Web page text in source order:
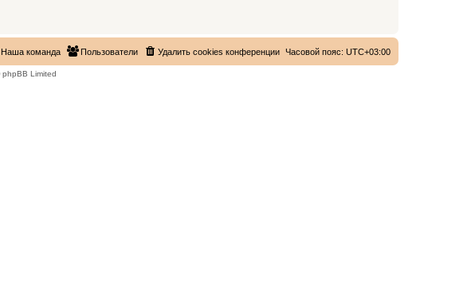
Часовой пояс: UTC+03:00
Удалить cookies конференции
Пользователи
Наша команда
Limited